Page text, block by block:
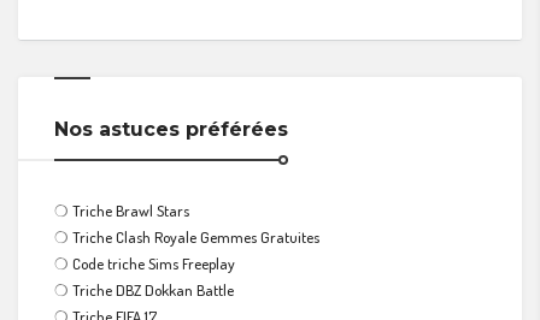
Nos astuces préférées
❍ Triche Brawl Stars
❍ Triche Clash Royale Gemmes Gratuites
❍ Code triche Sims Freeplay
❍ Triche DBZ Dokkan Battle